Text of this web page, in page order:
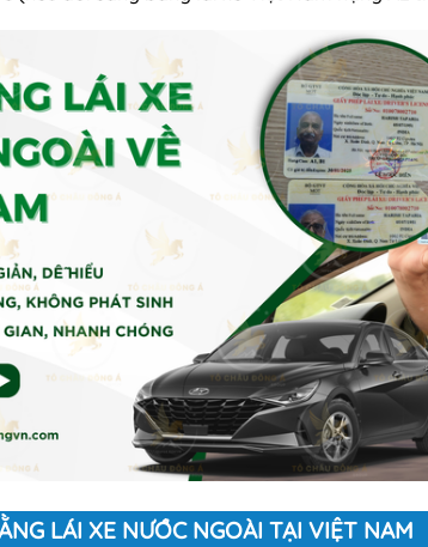
LÁI XE NƯỚC NGOÀI TẠI VIỆT NAM